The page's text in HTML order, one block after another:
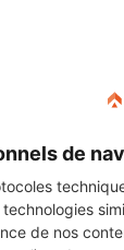
de
de nos
Revue de